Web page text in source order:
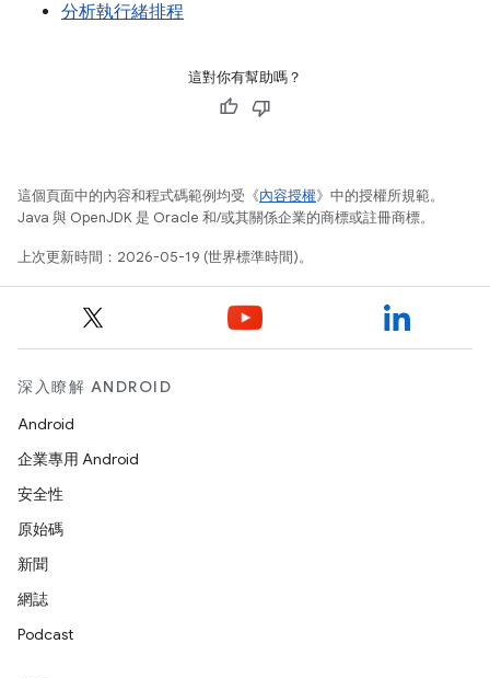
分析執行緒排程
這對你有幫助嗎？
這個頁面中的內容和程式碼範例均受《內容授權》中的授權所規範。
Java 與 OpenJDK 是 Oracle 和/或其關係企業的商標或註冊商標。
上次更新時間：2026-05-19 (世界標準時間)。
深入瞭解 ANDROID
Android
企業專用 Android
安全性
原始碼
新聞
網誌
Podcast